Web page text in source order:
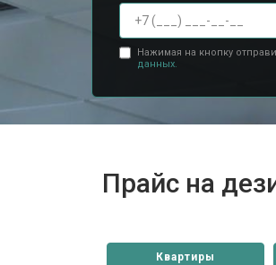
Нажимая на кнопку
данных.
Прайс на
Квартиры